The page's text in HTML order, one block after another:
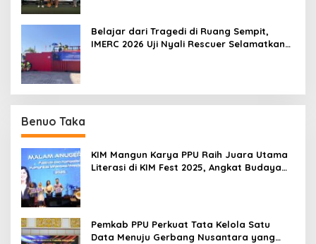
Belajar dari Tragedi di Ruang Sempit,
IMERC 2026 Uji Nyali Rescuer Selamatkan
Benuo Taka
KIM Mangun Karya PPU Raih Juara Utama
Literasi di KIM Fest 2025, Angkat Budaya
Pemkab PPU Perkuat Tata Kelola Satu
Data Menuju Gerbang Nusantara yang